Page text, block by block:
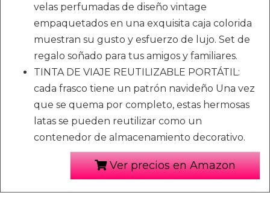
velas perfumadas de diseño vintage
empaquetados en una exquisita caja colorida
muestran su gusto y esfuerzo de lujo. Set de
regalo soñado para tus amigos y familiares.
TINTA DE VIAJE REUTILIZABLE PORTÁTIL:
cada frasco tiene un patrón navideño Una vez
que se quema por completo, estas hermosas
latas se pueden reutilizar como un
contenedor de almacenamiento decorativo.
Ver precios en Amazon